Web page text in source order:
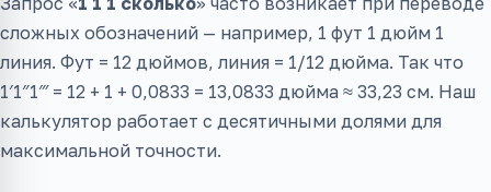
сложных обозначений — например, 1 фут 1 дюйм 1
линия. Фут = 12 дюймов, линия = 1/12 дюйма. Так что
1′1″1‴ = 12 + 1 + 0,0833 = 13,0833 дюйма ≈ 33,23 см. Наш
калькулятор работает с десятичными долями для
максимальной точности.